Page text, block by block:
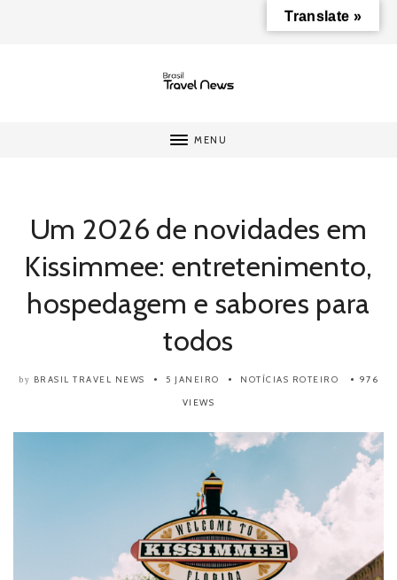
MENU
Um 2026 de novidades em
Kissimmee: entretenimento,
hospedagem e sabores para
todos
by BRASIL TRAVEL NEWS 5 JANEIRO NOTÍCIAS ROTEIRO
976
VIEWS
Translate »